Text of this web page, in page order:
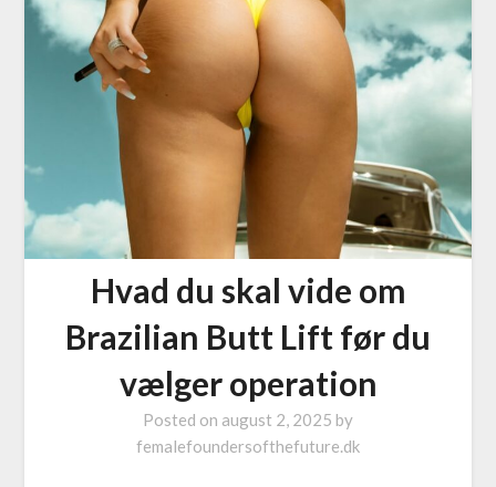
Hvad du skal vide om
Brazilian Butt Lift før du
vælger operation
Posted on august 2, 2025 by
femalefoundersofthefuture.dk